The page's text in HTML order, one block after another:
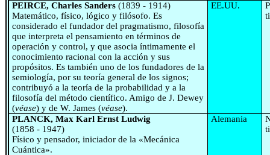
PEIRCE, Charles Sanders(1839 - 1914)
Matemático, físico, lógico y filósofo. Es
considerado el fundador del pragmatismo, filosofía
que interpreta el pensamiento en términos de
operación y control, y que asocia íntimamente el
conocimiento racional con la acción y sus
propósitos. Es también uno de los fundadores de la
semiología, por su teoría general de los signos;
contribuyó a la teoría de la probabilidad y a la
filosofía del método científico. Amigo de J. Dewey
(véase) y de W. James (véase).
EE.UU.
PLANCK, Max Karl Ernst Ludwig
(1858 - 1947)
Físico y pensador, iniciador de la «Mecánica
Cuántica».
Alemania